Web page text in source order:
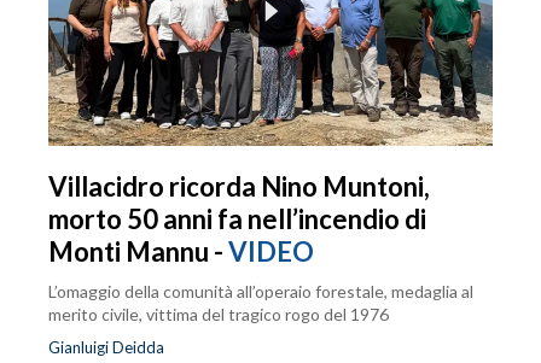
Villacidro ricorda Nino Muntoni,
morto 50 anni fa nell’incendio di
Monti Mannu -VIDEO
L’omaggio della comunità all’operaio forestale, medaglia al
merito civile, vittima del tragico rogo del 1976
Gianluigi Deidda